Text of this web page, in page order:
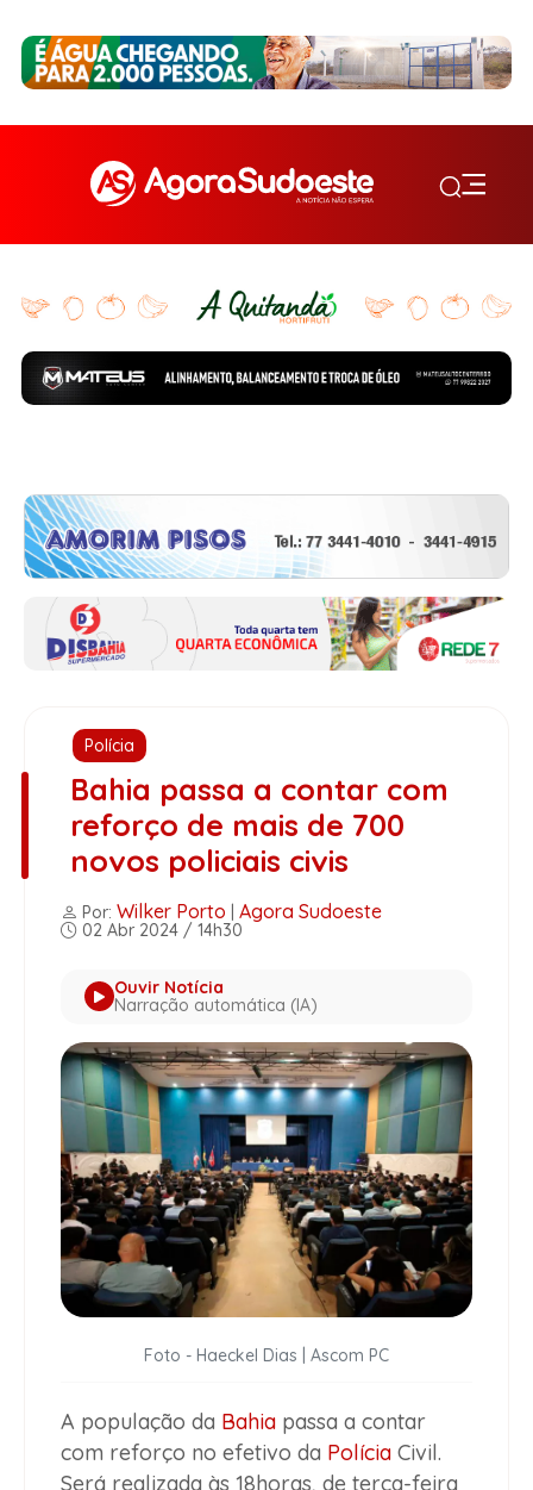
Polícia
Bahia passa a contar com
reforço de mais de 700
novos policiais civis
Por: Wilker Porto Agora Sudoeste
02 Abr 2024 / 14h30
Ouvir Notícia
Narração automática (IA)
Foto - Haeckel Dias | Ascom PC
A população da Bahia passa a contar
com reforço no efetivo da Polícia Civil.
Será realizada às 18horas, de terça-feira